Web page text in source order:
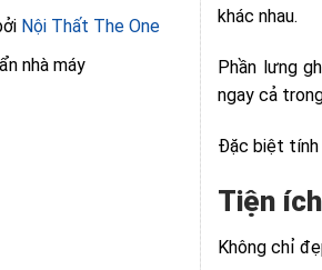
Nội Thất The One
nhà máy